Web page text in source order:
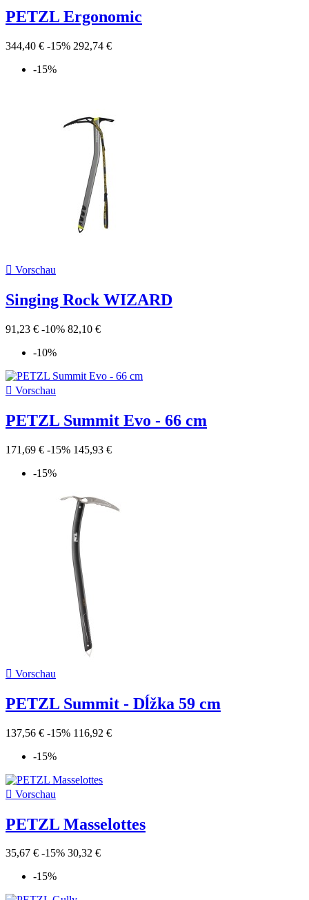
PETZL Ergonomic
344,40 € -15% 292,74 €
-15%
 Vorschau
Singing Rock WIZARD
91,23 € -10% 82,10 €
-10%
 Vorschau
PETZL Summit Evo - 66 cm
171,69 € -15% 145,93 €
-15%
 Vorschau
PETZL Summit - Dĺžka 59 cm
137,56 € -15% 116,92 €
-15%
 Vorschau
PETZL Masselottes
35,67 € -15% 30,32 €
-15%